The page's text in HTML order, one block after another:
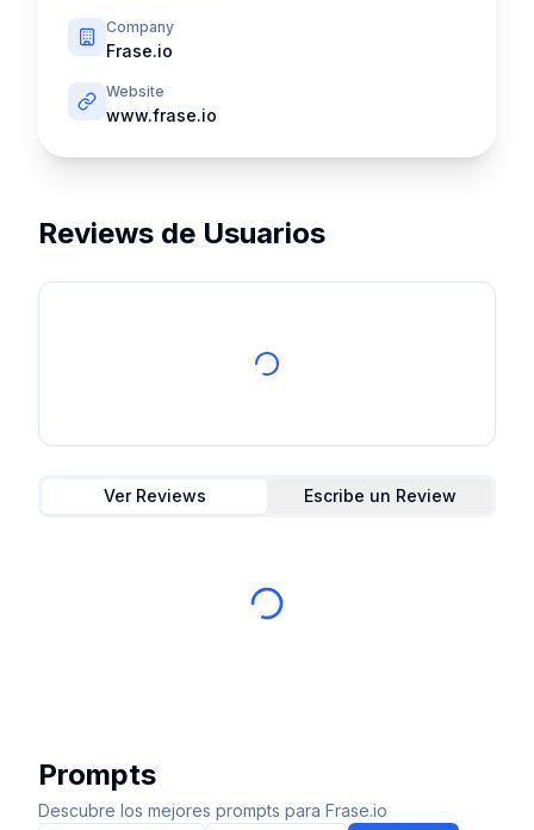
Company
Frase.io
Website
www.frase.io
Reviews de Usuarios
Ver Reviews Escribe un Review
Prompts
Descubre los mejores prompts para Frase.io